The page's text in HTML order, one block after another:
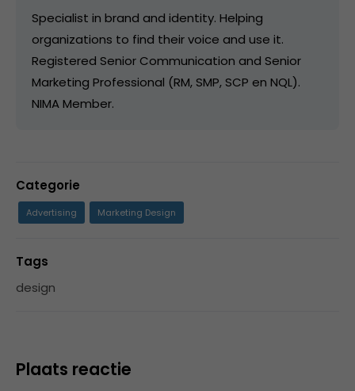
Specialist in brand and identity. Helping
organizations to find their voice and use it.
Registered Senior Communication and Senior
Marketing Professional (RM, SMP, SCP en NQL).
NIMA Member.
Categorie
Advertising Marketing Design
Tags
design
Plaats reactie